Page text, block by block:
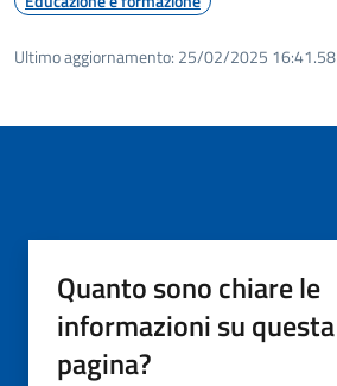
Ultimo aggiornamento: 25/02/2025 16:41.58
Quanto sono chiare le
informazioni su questa
pagina?